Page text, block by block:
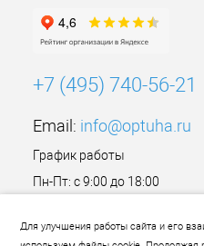
Для улучшения работы сайта и его
+7 (495) 740-56-21
Email: info@optuha.ru
График работы
Пн-Пт: с 9:00 до 18:00